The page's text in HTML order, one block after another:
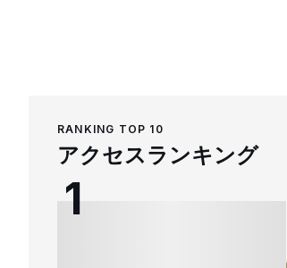
RANKING TOP 10
アクセスランキング